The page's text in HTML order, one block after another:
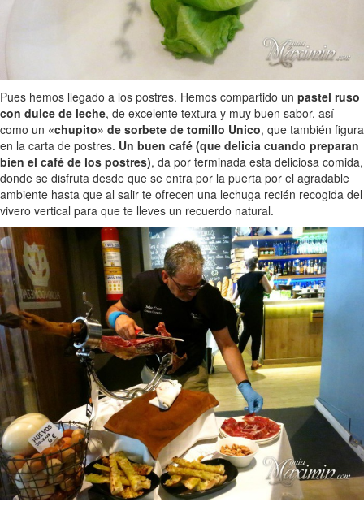
Pues hemos llegado a los postres. Hemos compartido un pastel ruso
con dulce de leche, de excelente textura y muy buen sabor, así
como un «chupito» de sorbete de tomillo Unico, que también figura
en la carta de postres. Un buen café (que delicia cuando preparan
bien el café de los postres), da por terminada esta deliciosa comida,
donde se disfruta desde que se entra por la puerta por el agradable
ambiente hasta que al salir te ofrecen una lechuga recién recogida del
vivero vertical para que te lleves un recuerdo natural.